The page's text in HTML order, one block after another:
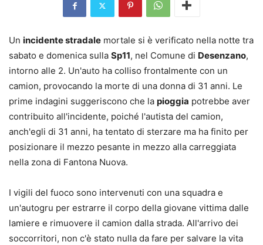
Un incidente stradale mortale si è verificato nella notte tra
sabato e domenica sulla Sp11, nel Comune di Desenzano,
intorno alle 2. Un'auto ha colliso frontalmente con un
camion, provocando la morte di una donna di 31 anni. Le
prime indagini suggeriscono che la pioggia potrebbe aver
contribuito all'incidente, poiché l'autista del camion,
anch'egli di 31 anni, ha tentato di sterzare ma ha finito per
posizionare il mezzo pesante in mezzo alla carreggiata
nella zona di Fantona Nuova.
I vigili del fuoco sono intervenuti con una squadra e
un'autogru per estrarre il corpo della giovane vittima dalle
lamiere e rimuovere il camion dalla strada. All'arrivo dei
soccorritori, non c'è stato nulla da fare per salvare la vita